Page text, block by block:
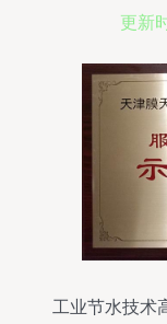
更新
工业节水技术